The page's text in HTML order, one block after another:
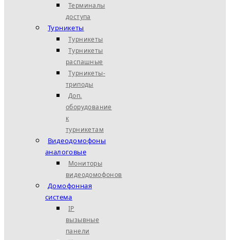
Терминалы
доступа
Турникеты
Турникеты
Турникеты
распашные
Турникеты-
триподы
Доп.
оборудование
к
турникетам
Видеодомофоны
аналоговые
Мониторы
видеодомофонов
Домофонная
система
IP
вызывные
панели